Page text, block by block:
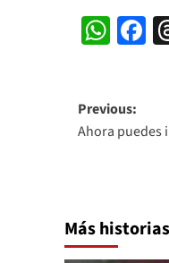
Post
Previous:
Ahora puedes
Más historias